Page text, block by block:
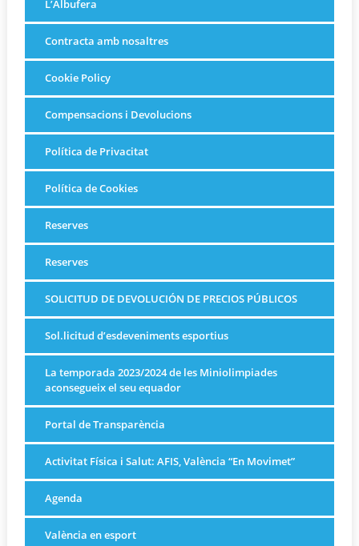
L’Albufera
Contracta amb nosaltres
Cookie Policy
Compensacions i Devolucions
Política de Privacitat
Política de Cookies
Reserves
Reserves
SOLICITUD DE DEVOLUCIÓN DE PRECIOS PÚBLICOS
Sol.licitud d’esdeveniments esportius
La temporada 2023/2024 de les Miniolimpiades
aconsegueix el seu equador
Portal de Transparència
Activitat Física i Salut: AFIS, València “En Movimet”
Agenda
València en esport